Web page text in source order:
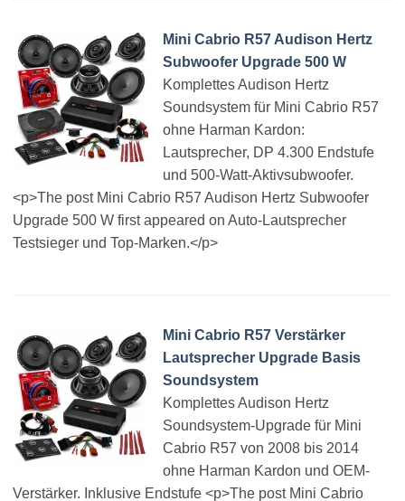
Mini Cabrio R57 Audison Hertz
Subwoofer Upgrade 500 W
Komplettes Audison Hertz
Soundsystem für Mini Cabrio R57
ohne Harman Kardon:
Lautsprecher, DP 4.300 Endstufe
und 500-Watt-Aktivsubwoofer.
<p>The post Mini Cabrio R57 Audison Hertz Subwoofer
Upgrade 500 W first appeared on Auto-Lautsprecher
Testsieger und Top-Marken.</p>
Mini Cabrio R57 Verstärker
Lautsprecher Upgrade Basis
Soundsystem
Komplettes Audison Hertz
Soundsystem-Upgrade für Mini
Cabrio R57 von 2008 bis 2014
ohne Harman Kardon und OEM-
Verstärker. Inklusive Endstufe <p>The post Mini Cabrio